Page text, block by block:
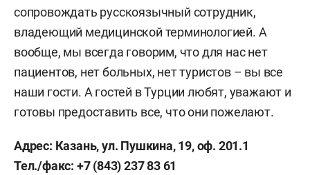
сопровождать русскоязычный сотрудник,
владеющий медицинской терминологией. А
вообще, мы всегда говорим, что для нас нет
пациентов, нет больных, нет туристов – вы все
наши гости. А гостей в Турции любят, уважают и
готовы предоставить все, что они пожелают.
Адрес: Казань, ул. Пушкина, 19, оф. 201.1
Тел./факс: +7 (843) 237 83 61